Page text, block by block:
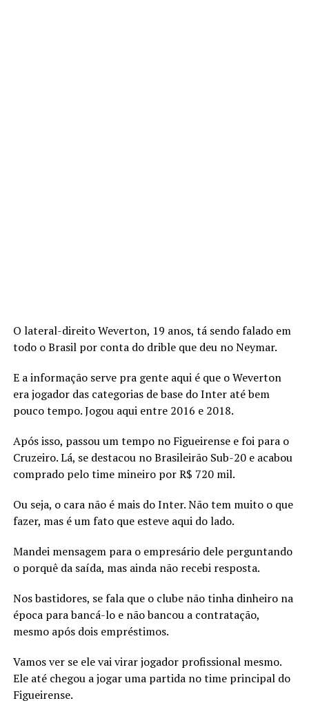
O lateral-direito Weverton, 19 anos, tá sendo falado em
todo o Brasil por conta do drible que deu no Neymar.
E a informação serve pra gente aqui é que o Weverton
era jogador das categorias de base do Inter até bem
pouco tempo. Jogou aqui entre 2016 e 2018.
Após isso, passou um tempo no Figueirense e foi para o
Cruzeiro. Lá, se destacou no Brasileirão Sub-20 e acabou
comprado pelo time mineiro por R$ 720 mil.
Ou seja, o cara não é mais do Inter. Não tem muito o que
fazer, mas é um fato que esteve aqui do lado.
Mandei mensagem para o empresário dele perguntando
o porquê da saída, mas ainda não recebi resposta.
Nos bastidores, se fala que o clube não tinha dinheiro na
época para bancá-lo e não bancou a contratação,
mesmo após dois empréstimos.
Vamos ver se ele vai virar jogador profissional mesmo.
Ele até chegou a jogar uma partida no time principal do
Figueirense.